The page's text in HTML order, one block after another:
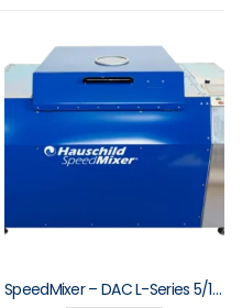
SpeedMixer – DAC L-Series 5/10/15/20/30 kg